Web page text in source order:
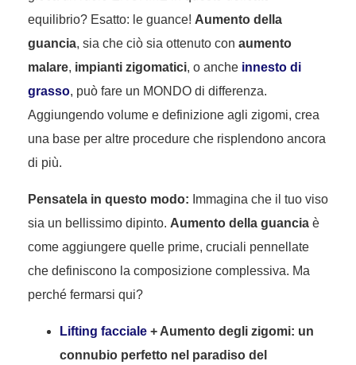
equilibrio? Esatto: le guance! Aumento della
guancia, sia che ciò sia ottenuto con aumento
malare, impianti zigomatici, o anche innesto di
grasso, può fare un MONDO di differenza.
Aggiungendo volume e definizione agli zigomi, crea
una base per altre procedure che risplendono ancora
di più.
Pensatela in questo modo: Immagina che il tuo viso
sia un bellissimo dipinto. Aumento della guancia è
come aggiungere quelle prime, cruciali pennellate
che definiscono la composizione complessiva. Ma
perché fermarsi qui?
Lifting facciale + Aumento degli zigomi: un
connubio perfetto nel paradiso del